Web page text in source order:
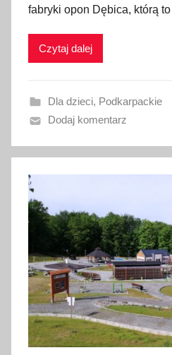
l
i
a
n
2
2
s
i
r
p
n
i
a
2
fabryki opon Dębica, którą
Czytaj dalej
Dla dzieci, Podkarpackie
Dodaj komentarz